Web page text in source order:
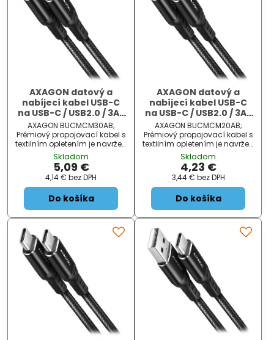
AXAGON datový a
nabíjecí kabel USB-C
na USB-C / USB2.0 / 3A /
PD 60W / opletený / 3m
/ černý
AXAGON BUCMCM30AB;
Prémiový propojovací kabel s
textilním opletením je navržen
pro rychlé datové přenosy a
nabíjení telefonů, tabletů a
dalších mobilních zařízení s
portem USB typu C . Konektory
s ponikl...
Skladom
5,09 €
4,14 € bez DPH
Do košíka
AXAGON datový a
nabíjecí kabel USB-C
na USB-C / USB2.0 / 3A /
PD 60W / opletený / 2m
/ černý
AXAGON BUCMCM20AB;
Prémiový propojovací kabel s
textilním opletením je navržen
pro rychlé datové přenosy a
nabíjení telefonů, tabletů a
dalších mobilních zařízení s
portem USB typu C . Konektory
s ponikl...
Skladom
4,23 €
3,44 € bez DPH
Do košíka